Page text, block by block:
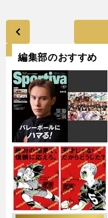
編集部のおすすめ